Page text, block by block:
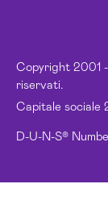
Copyright 2001
riservati.
Capitale sociale
D-U-N-S®